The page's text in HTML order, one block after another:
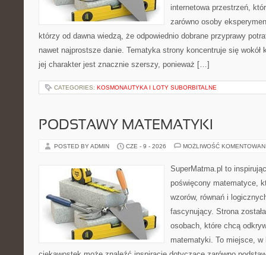
internetowa przestrzeń,
zarówno osoby
którzy od dawna wiedzą, że odpowiednio dobrane przyprawy
nawet najprostsze danie. Tematyka strony koncentruje się wokół
jej charakter jest znacznie szerszy, ponieważ […]
CATEGORIES: KOSMONAUTYKA I LOTY SUBORBITALNE
PODSTAWY MATEMATYKI
POSTED BY ADMIN CZE - 9 - 2026 MOŻLIWOŚĆ
SuperMatma.pl to
poświęcony matematyce,
wzorów, równań i
fascynujący. Strona
osobach, które chcą
matematyki. To miejsce,